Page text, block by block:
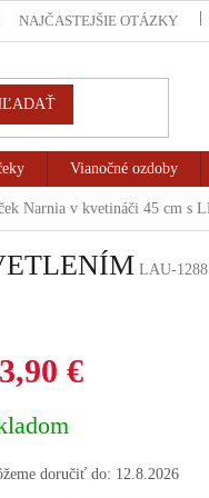
NAJČASTEJŠIE OTÁZKY
Vianočné ozdoby
Narnia v kvetináči 45 cm s
LAU-1288
€
doručiť do: 12.8.2026